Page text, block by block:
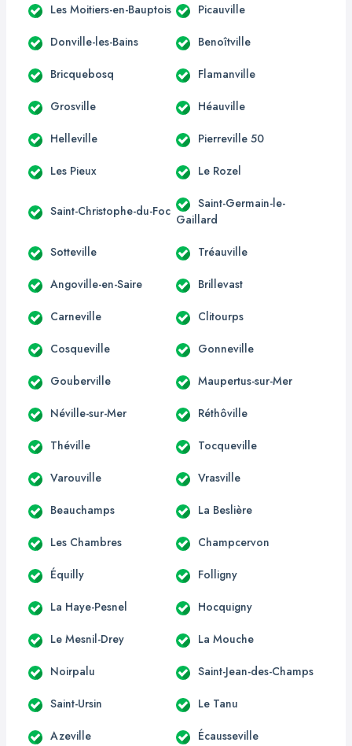
Les Moitiers-en-Bauptois Picauville
Donville-les-Bains Benoîtville
Bricquebosq Flamanville
Grosville Héauville
Helleville Pierreville 50
Les Pieux Le Rozel
Saint-Christophe-du-Foc
Saint-Germain-le-
Gaillard
Sotteville Tréauville
Angoville-en-Saire Brillevast
Carneville Clitourps
Cosqueville Gonneville
Gouberville Maupertus-sur-Mer
Néville-sur-Mer Réthôville
Théville Tocqueville
Varouville Vrasville
Beauchamps La Beslière
Les Chambres Champcervon
Équilly Folligny
La Haye-Pesnel Hocquigny
Le Mesnil-Drey La Mouche
Noirpalu Saint-Jean-des-Champs
Saint-Ursin Le Tanu
Azeville Écausseville